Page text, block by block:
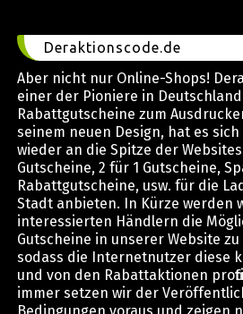
Deraktionscode.de
Aber nicht nur Online-Shops!
einer der Pioniere in
Rabattgutscheine zum
seinem neuen Design, hat es
wieder an die Spitze der
Gutscheine, 2 für 1 Gutscheine,
Rabattgutscheine, usw. für die
Stadt anbieten. In Kürze werden
interessierten Händlern die
Gutscheine in unserer Website
sodass die Internetnutzer diese
und von den Rabattaktionen
immer setzen wir der